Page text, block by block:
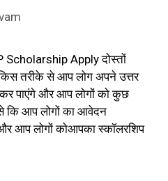
Scholarship Apply दोस्तों
तरीके से आप लोग अपने उत्तर
पाएंगे और आप लोगों को कुछ
कि आप लोगों का आवेदन
आप लोगों कोआपका स्कॉलरशिप